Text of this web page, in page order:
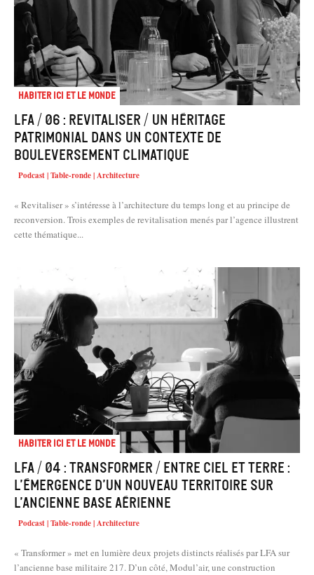
Habiter Ici et le Monde
LFA / 06 : Revitaliser / Un héritage
patrimonial dans un contexte de
bouleversement climatique
Podcast | Table-ronde | Architecture
« Revitaliser » s’intéresse à l’architecture du temps long et au principe de
recon­version. Trois exemples de revitalisation menés par l’agence illustrent
cette thématique...
Habiter Ici et le Monde
LFA / 04 : Transformer / Entre ciel et terre :
l’émergence d’un nouveau territoire sur
l’ancienne base aérienne
Podcast | Table-ronde | Architecture
« Transformer » met en lumière deux projets distincts réalisés par LFA sur
l’ancienne base militaire 217. D’un côté, Modul’air, une construction